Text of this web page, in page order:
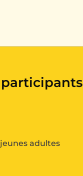
participants
adultes